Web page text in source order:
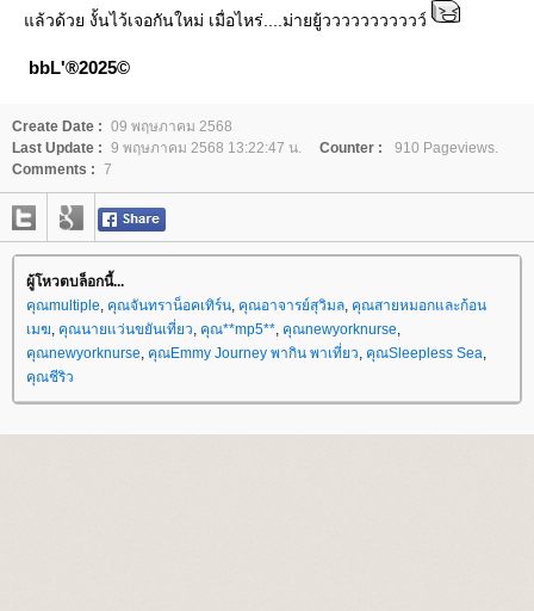
ล้วด้วย งั้นไว้เจอกันใหม่ เมื่อไหร่....ม่ายยู้ววววววววววว์
bbL'®2025©
Create Date : 09 พฤษภาคม 2568
Last Update : 9 พฤษภาคม 2568 13:22:47 น. Counter :
910 Pageviews.
Comments : 7
ผู้โหวตบล็อกนี้...
คุณmultiple, คุณจันทราน็อคเทิร์น, คุณอาจารย์สุวิมล, คุณสายหมอกและก้อน
เมฆ, คุณนายแว่นขยันเที่ยว, คุณ**mp5**, คุณnewyorknurse,
คุณnewyorknurse, คุณEmmy Journey พากิน พาเที่ยว, คุณSleepless Sea,
คุณชีริว